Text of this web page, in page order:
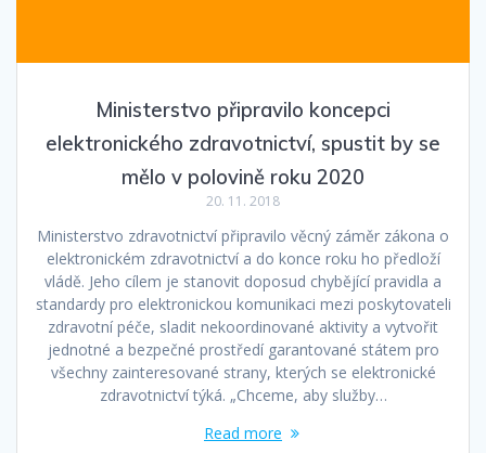
Ministerstvo připravilo koncepci
elektronického zdravotnictví, spustit by se
mělo v polovině roku 2020
20. 11. 2018
Ministerstvo zdravotnictví připravilo věcný záměr zákona o
elektronickém zdravotnictví a do konce roku ho předloží
vládě. Jeho cílem je stanovit doposud chybějící pravidla a
standardy pro elektronickou komunikaci mezi poskytovateli
zdravotní péče, sladit nekoordinované aktivity a vytvořit
jednotné a bezpečné prostředí garantované státem pro
všechny zainteresované strany, kterých se elektronické
zdravotnictví týká. „Chceme, aby služby…
Read more